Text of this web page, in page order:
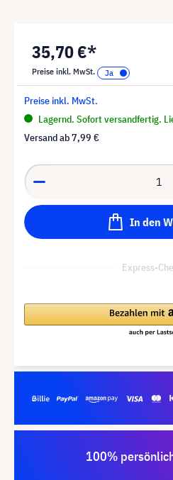
35,70 €*
Preise inkl. MwSt.
Preise inkl. MwSt.
Lagernd. Sofort versandfertig.
Versand ab7,99 €
In den
Express-
100%